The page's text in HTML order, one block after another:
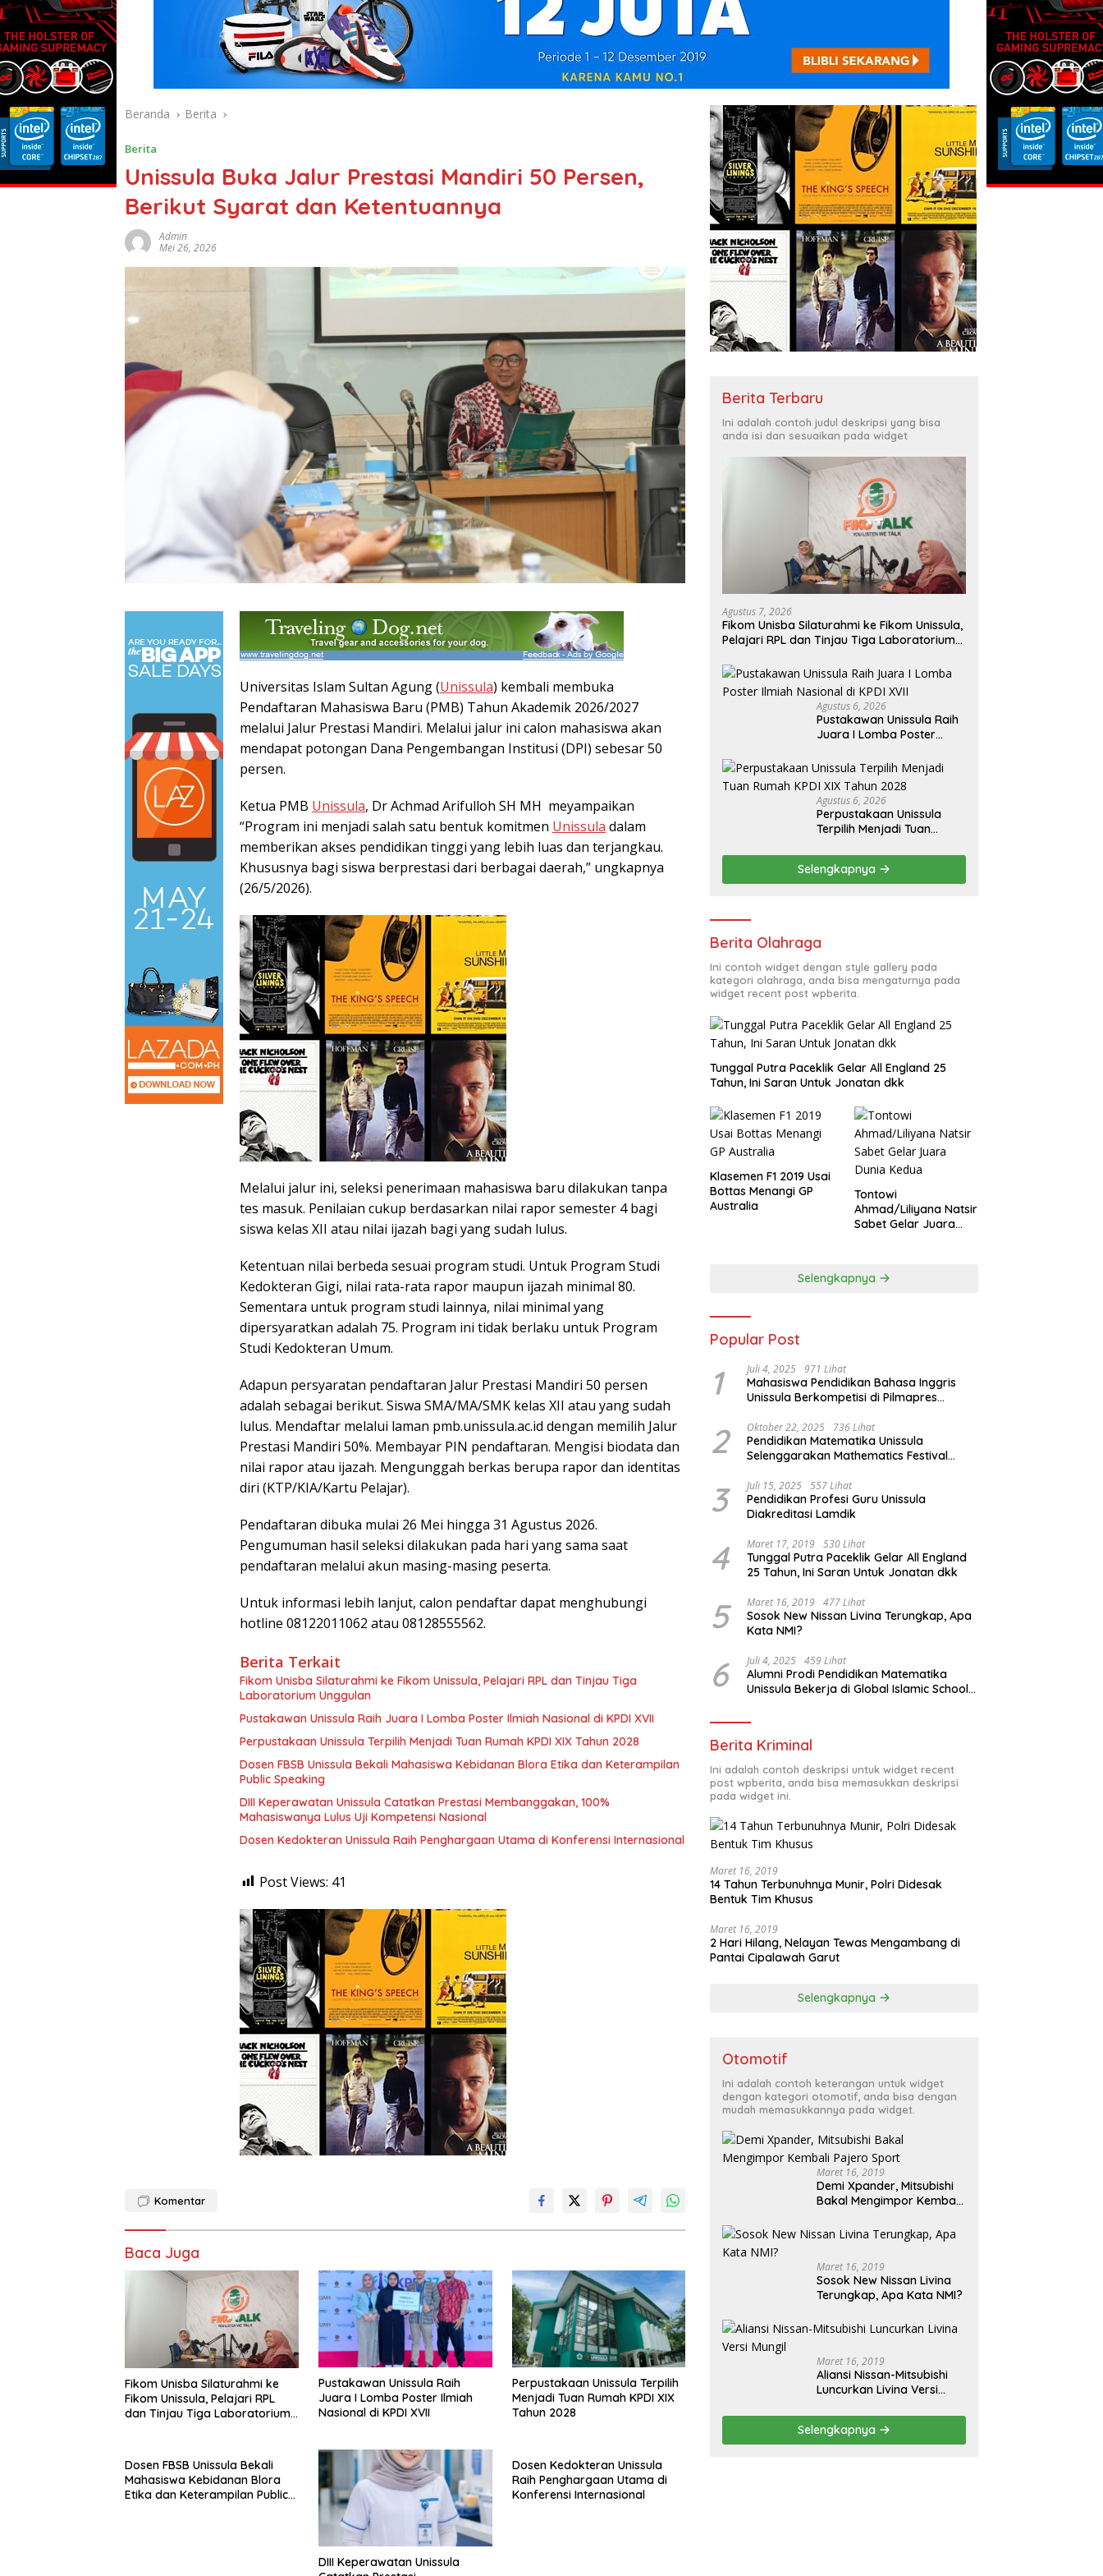
Beranda Berita
Berita
Unissula Buka Jalur Prestasi Mandiri 50 Persen,
Berikut Syarat dan Ketentuannya
Admin
Mei 26, 2026
Universitas Islam Sultan Agung (Unissula) kembali membuka
Pendaftaran Mahasiswa Baru (PMB) Tahun Akademik 2026/2027
melalui Jalur Prestasi Mandiri. Melalui jalur ini calon mahasiswa akan
mendapat potongan Dana Pengembangan Institusi (DPI) sebesar 50
persen.
Ketua PMB Unissula, Dr Achmad Arifulloh SH MH meyampaikan
“Program ini menjadi salah satu bentuk komitmen Unissula dalam
memberikan akses pendidikan tinggi yang lebih luas dan terjangkau.
Khususnya bagi siswa berprestasi dari berbagai daerah,” ungkapnya
(26/5/2026).
Melalui jalur ini, seleksi penerimaan mahasiswa baru dilakukan tanpa
tes masuk. Penilaian cukup berdasarkan nilai rapor semester 4 bagi
siswa kelas XII atau nilai ijazah bagi yang sudah lulus.
Ketentuan nilai berbeda sesuai program studi. Untuk Program Studi
Kedokteran Gigi, nilai rata-rata rapor maupun ijazah minimal 80.
Sementara untuk program studi lainnya, nilai minimal yang
dipersyaratkan adalah 75. Program ini tidak berlaku untuk Program
Studi Kedokteran Umum.
Adapun persyaratan pendaftaran Jalur Prestasi Mandiri 50 persen
adalah sebagai berikut. Siswa SMA/MA/SMK kelas XII atau yang sudah
lulus. Mendaftar melalui laman pmb.unissula.ac.id dengan memilih Jalur
Prestasi Mandiri 50%. Membayar PIN pendaftaran. Mengisi biodata dan
nilai rapor atau ijazah. Mengunggah berkas berupa rapor dan identitas
diri (KTP/KIA/Kartu Pelajar).
Pendaftaran dibuka mulai 26 Mei hingga 31 Agustus 2026.
Pengumuman hasil seleksi dilakukan pada hari yang sama saat
pendaftaran melalui akun masing-masing peserta.
Untuk informasi lebih lanjut, calon pendaftar dapat menghubungi
hotline 08122011062 atau 08128555562.
Berita Terkait
Fikom Unisba Silaturahmi ke Fikom Unissula, Pelajari RPL dan Tinjau Tiga
Laboratorium Unggulan
Pustakawan Unissula Raih Juara I Lomba Poster Ilmiah Nasional di KPDI XVII
Perpustakaan Unissula Terpilih Menjadi Tuan Rumah KPDI XIX Tahun 2028
Dosen FBSB Unissula Bekali Mahasiswa Kebidanan Blora Etika dan Keterampilan
Public Speaking
DIII Keperawatan Unissula Catatkan Prestasi Membanggakan, 100%
Mahasiswanya Lulus Uji Kompetensi Nasional
Dosen Kedokteran Unissula Raih Penghargaan Utama di Konferensi Internasional
Post Views: 41
Komentar
Baca Juga
Fikom Unisba Silaturahmi ke
Fikom Unissula, Pelajari RPL
dan Tinjau Tiga Laboratorium
Pustakawan Unissula Raih
Juara I Lomba Poster Ilmiah
Nasional di KPDI XVII
Perpustakaan Unissula Terpilih
Menjadi Tuan Rumah KPDI XIX
Tahun 2028
Dosen FBSB Unissula Bekali
Mahasiswa Kebidanan Blora
Etika dan Keterampilan Public
DIII Keperawatan Unissula
Dosen Kedokteran Unissula
Raih Penghargaan Utama di
Konferensi Internasional
Berita Terbaru
Ini adalah contoh judul deskripsi yang bisa
anda isi dan sesuaikan pada widget
Agustus 7, 2026
Fikom Unisba Silaturahmi ke Fikom Unissula,
Pelajari RPL dan Tinjau Tiga Laboratorium
Agustus 6, 2026
Pustakawan Unissula Raih
Juara I Lomba Poster
Agustus 6, 2026
Perpustakaan Unissula
Terpilih Menjadi Tuan
2028
Selengkapnya
Berita Olahraga
Ini contoh widget dengan style gallery pada
kategori olahraga, anda bisa mengaturnya pada
widget recent post wpberita.
Tunggal Putra Paceklik Gelar All England 25
Tahun, Ini Saran Untuk Jonatan dkk
Klasemen F1 2019 Usai
Bottas Menangi GP
Australia
Tontowi
Ahmad/Liliyana Natsir
Sabet Gelar Juara
Selengkapnya
Popular Post
1 Juli 4, 2025 971 Lihat
Mahasiswa Pendidikan Bahasa Inggris
Unissula Berkompetisi di Pilmapres
2 Oktober 22, 2025 736 Lihat
Pendidikan Matematika Unissula
Selenggarakan Mathematics Festival
3 Juli 15, 2025 557 Lihat
Pendidikan Profesi Guru Unissula
Diakreditasi Lamdik
4 Maret 17, 2019 530 Lihat
Tunggal Putra Paceklik Gelar All England
25 Tahun, Ini Saran Untuk Jonatan dkk
5 Maret 16, 2019 477 Lihat
Sosok New Nissan Livina Terungkap, Apa
Kata NMI?
6 Juli 4, 2025 459 Lihat
Alumni Prodi Pendidikan Matematika
Unissula Bekerja di Global Islamic School
Berita Kriminal
Ini adalah contoh deskripsi untuk widget recent
post wpberita, anda bisa memasukkan deskripsi
pada widget ini.
Maret 16, 2019
14 Tahun Terbunuhnya Munir, Polri Didesak
Bentuk Tim Khusus
Maret 16, 2019
2 Hari Hilang, Nelayan Tewas Mengambang di
Pantai Cipalawah Garut
Selengkapnya
Otomotif
Ini adalah contoh keterangan untuk widget
dengan kategori otomotif, anda bisa dengan
mudah memasukkannya pada widget.
Maret 16, 2019
Demi Xpander, Mitsubishi
Bakal Mengimpor Kembali
Maret 16, 2019
Sosok New Nissan Livina
Terungkap, Apa Kata NMI?
Maret 16, 2019
Aliansi Nissan-Mitsubishi
Luncurkan Livina Versi
Selengkapnya